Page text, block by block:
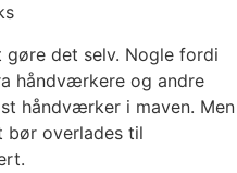
gøre det selv. Nogle fordi
håndværkere og andre
håndværker i maven. Men
bør overlades til